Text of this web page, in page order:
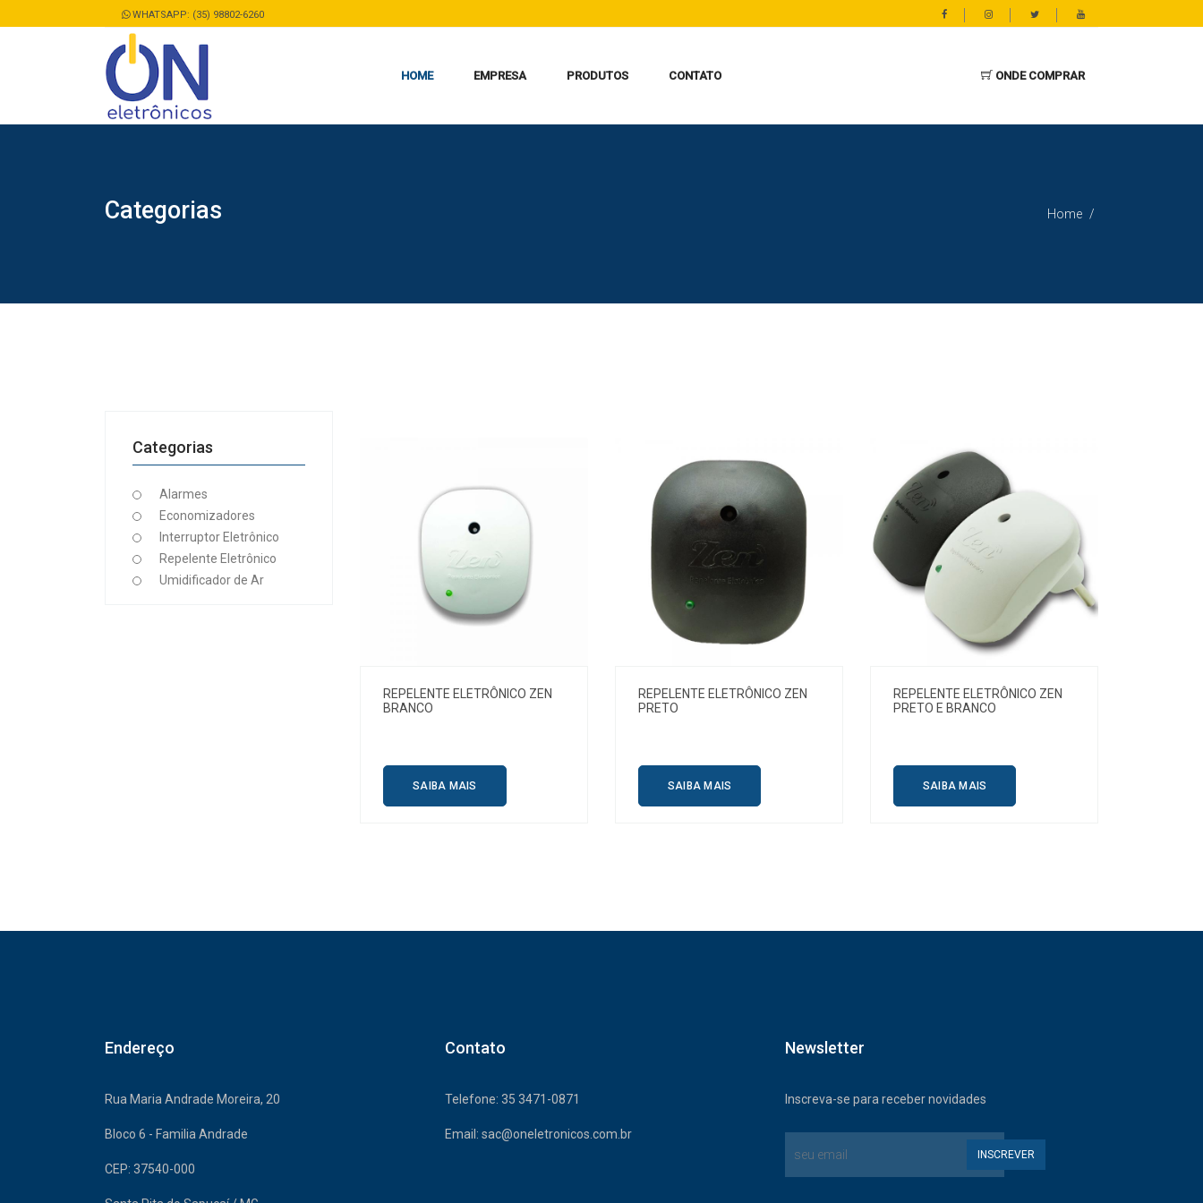
WHATSAPP: (35) 98802-6260
HOME EMPRESA PRODUTOS CONTATO ONDE COMPRAR
Categorias Home
REPELENTE ELETRÔNICO ZEN
BRANCO
SAIBA MAIS
REPELENTE ELETRÔNICO ZEN
PRETO
SAIBA MAIS
REPELENTE ELETRÔNICO ZEN
PRETO E BRANCO
SAIBA MAIS
Categorias
Alarmes
Economizadores
Interruptor Eletrônico
Repelente Eletrônico
Umidificador de Ar
Endereço
Rua Maria Andrade Moreira, 20
Bloco 6 - Familia Andrade
CEP: 37540-000
Contato
Telefone: 35 3471-0871
Email: sac@oneletronicos.com.br
Newsletter
Inscreva-se para receber novidades
INSCREVER